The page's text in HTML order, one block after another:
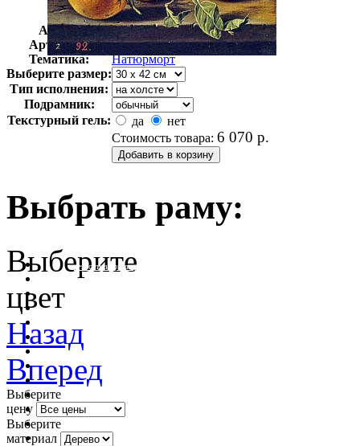
Автор:
Мелендес Луис
Арт-стиль
Голландская живопись
Тематика:
Натюрморт
Выберите размер:
Тип исполнения:
Подрамник:
Текстурный гель:
да
нет
Стоимость товара: 6 070 р.
Выбрать раму:
очистить фильтр цвета
Выберите
цвет
Назад
Вперед
Выберите
цену
Выберите
материал